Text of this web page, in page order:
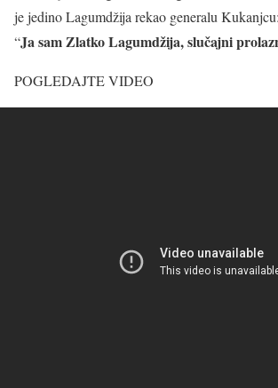
je jedino Lagumdžija rekao generalu Kukanjcu:
“Ja sam Zlatko Lagumdžija, slučajni
POGLEDAJTE VIDEO